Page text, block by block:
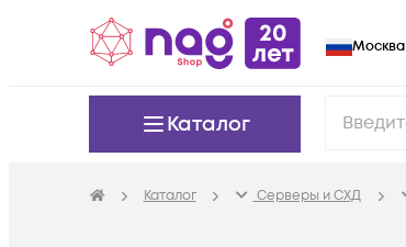
Москва
Каталог
Каталог Серверы и СХД